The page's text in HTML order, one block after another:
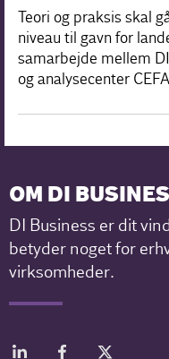
Teori og praksis skal
niveau til gavn for
samarbejde mellem
og analysecenter
OM DI
DI Business er dit
betyder noget for
virksomheder.